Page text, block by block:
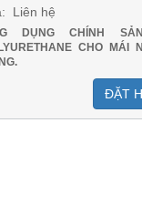
Liên hệ
DỤNG CHÍNH
CHO MÁI
ĐẶT